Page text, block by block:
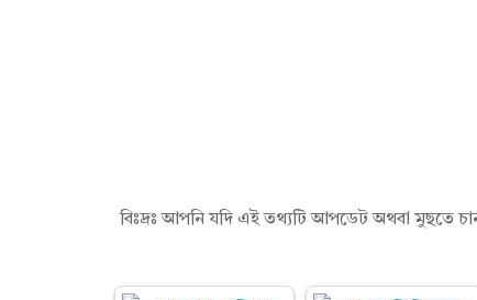
বিঃদ্রঃ আপনি যদি এই তথ্যটি আপডেট অথবা মুছতে